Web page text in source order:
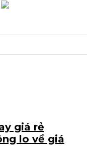
giá rẻ
lo về giá